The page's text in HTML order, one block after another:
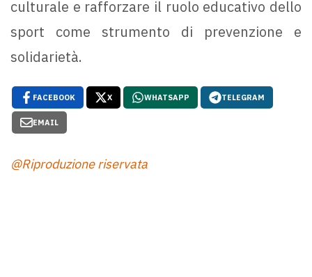
culturale e rafforzare il ruolo educativo dello
sport come strumento di prevenzione e
solidarietà.
FACEBOOK X WHATSAPP TELEGRAM
EMAIL
@Riproduzione riservata